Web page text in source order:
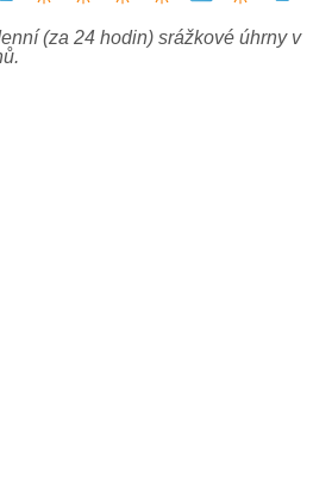
(za 24 hodin) srážkové úhrny v